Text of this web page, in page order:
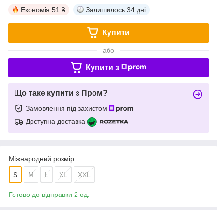
Економія 51 ₴ Залишилось 34 дні
Купити
або
Купити з
Що таке купити з Пром?
Замовлення під захистом
Доступна доставка
Міжнародний розмір
S M L XL XXL
Готово до відправки 2 од.